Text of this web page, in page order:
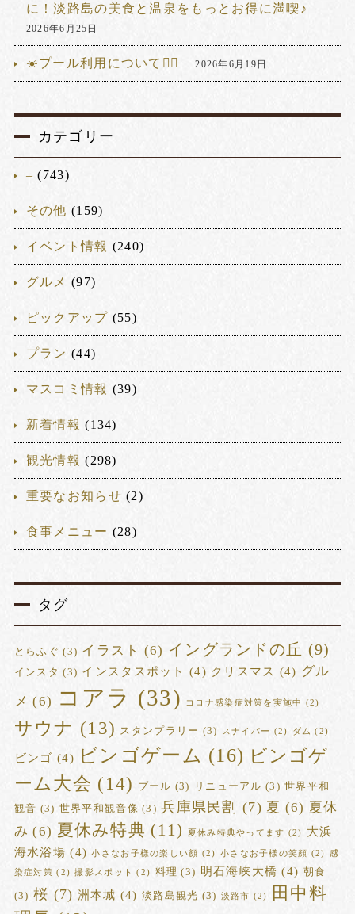
に！淡路島の美食と温泉をもっとお得に満喫♪
2026年6月25日
☀️プール利用について🏊‍♂️ 2026年6月19日
カテゴリー
– (743)
その他 (159)
イベント情報 (240)
グルメ (97)
ピックアップ (55)
プラン (44)
マスコミ情報 (39)
新着情報 (134)
観光情報 (298)
重要なお知らせ (2)
食事メニュー (28)
タグ
とらふぐ (3) イラスト (6) イングランドの丘 (9)
インスタ (3) インスタスポット (4) クリスマス (4) グル
メ (6) コアラ (33) コロナ感染症対策を実施中 (2)
サウナ (13) スタンプラリー (3) スナイパー (2) ダム (2)
ビンゴ (4) ビンゴゲーム (16) ビンゴゲ
ーム大会 (14) プール (3) リニューアル (3) 世界平和
観音 (3) 世界平和観音像 (3) 兵庫県民割 (7) 夏 (6) 夏休
み (6) 夏休み特典 (11) 夏休み特典やってます (2)
大浜
海水浴場 (4) 小さなお子様の楽しい顔 (2) 小さなお子様の笑顔 (2) 感
染症対策 (2) 撮影スポット (2) 料理 (3) 明石海峡大橋 (4) 朝食
(3) 桜 (7) 洲本城 (4) 淡路島観光 (3) 淡路市 (2)
田中料